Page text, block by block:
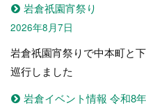
岩倉祇園宵祭り
2026年8月7日
岩倉祇園宵祭りで中本町と
巡行しました
岩倉イベント情報 令和8